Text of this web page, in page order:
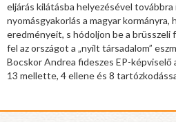
eljárás kilátásba helyezésével továbbra
nyomásgyakorlás a magyar
eredményeit, s hódoljon be a brüsszeli
fel az országot a „nyílt társadalom”
Bocskor Andrea fideszes EP-képviselő
13 mellette, 4 ellene és 8